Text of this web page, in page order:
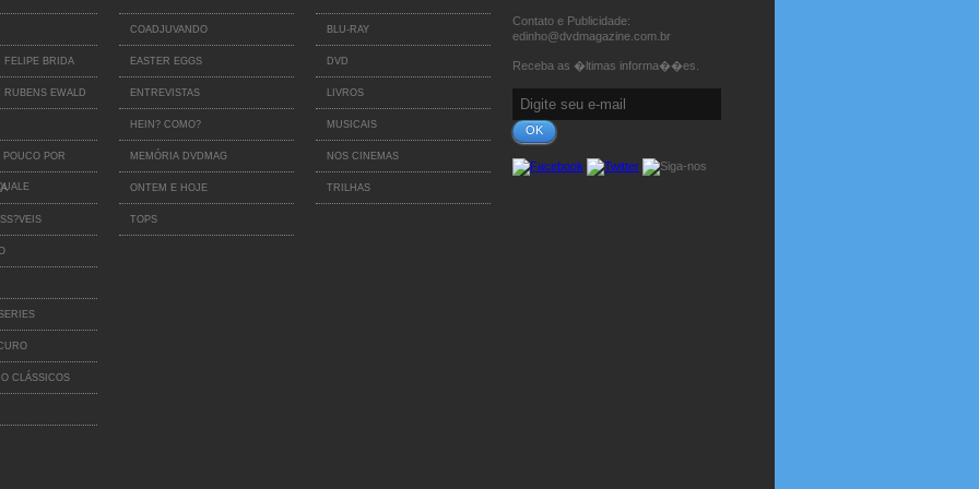
FELIPE BRIDA
RUBENS EWALD
POR
CLÁSSICOS
COADJUVANDO
EASTER EGGS
ENTREVISTAS
HEIN? COMO?
MEMÓRIA DVDMAG
ONTEM E HOJE
TOPS
BLU-RAY
DVD
LIVROS
MUSICAIS
NOS CINEMAS
TRILHAS
Contato e Publicidade:
edinho@dvdmagazine.com.br
Receba as �ltimas informa��es.
OK